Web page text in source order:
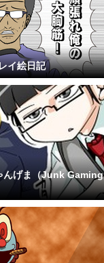
イ絵日記
んげま（Junk Gaming